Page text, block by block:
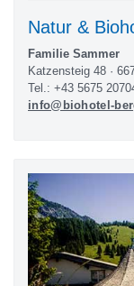
Natur &
Familie Sammer
Katzensteig 48 ·
Tel.: +43 5675
info@biohotel-